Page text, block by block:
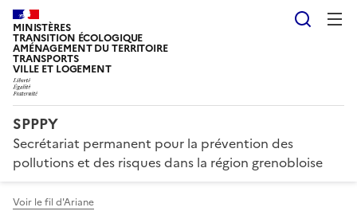
MINISTÈRES
TRANSITION ÉCOLOGIQUE
AMÉNAGEMENT DU TERRITOIRE
TRANSPORTS
VILLE ET LOGEMENT
SPPPY
Secrétariat permanent pour la prévention des
pollutions et des risques dans la région grenobloise
Voir le fil d'Ariane